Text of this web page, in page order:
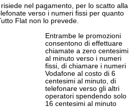
nel pagamento, per lo scatto alla
verso i numeri fissi per quanto
Flat non lo prevede.
Entrambe le promozioni
consentono di effettuare
chiamate a zero centesimi
al minuto verso i numeri
fissi, di chiamare i numeri
Vodafone al costo di 6
centesimi al minuto, di
telefonare verso gli altri
operatori spendendo solo
16 centesimi al minuto